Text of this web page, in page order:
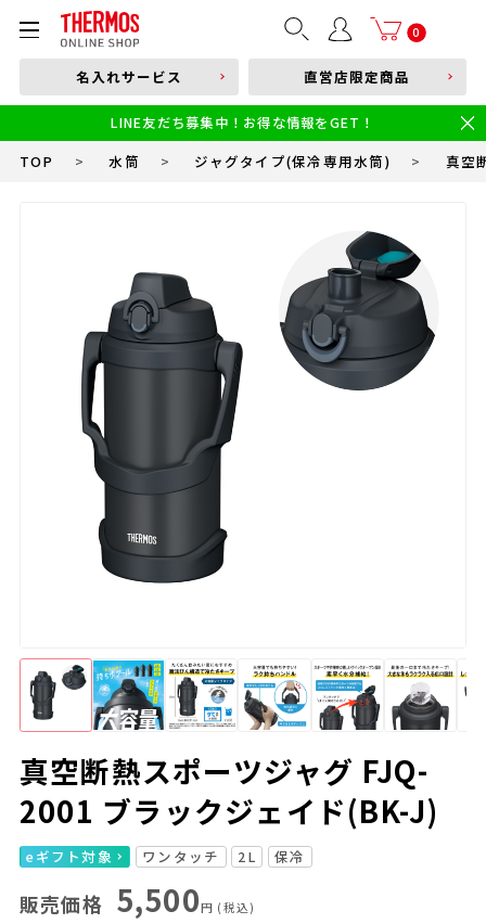
0
部品購入はこちら
本体品番やキーワードを入力
食洗機対応 新製品
幼児・園児向け水筒
小学生 低・中学年向け水筒
小学生 中・高学年向け水筒
名入れサービス 直営店限定商品
LINE友だち募集中！お得な情報をGET！
TOP > 水筒 > ジャグタイプ(保冷専用水筒) > 真空
真空断熱スポーツジャグ FJQ-
2001 ブラックジェイド(BK-J)
eギフト対象 ワンタッチ 2L 保冷
販売価格 5,500円 (税込)